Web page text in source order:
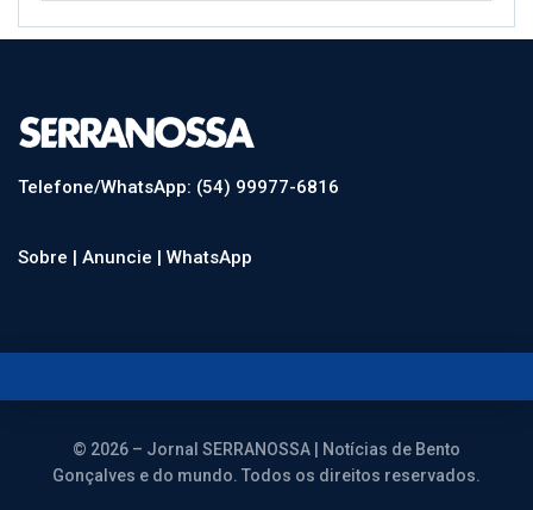
Telefone/WhatsApp: (54) 99977-6816
Sobre | Anuncie | WhatsApp
© 2026 – Jornal SERRANOSSA | Notícias de Bento
Gonçalves e do mundo. Todos os direitos reservados.